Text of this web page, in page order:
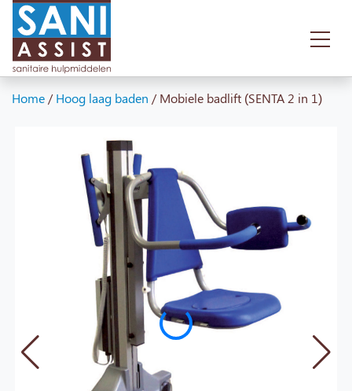
Home/Hoog laag baden /Mobiele badlift (SENTA 2 in 1)